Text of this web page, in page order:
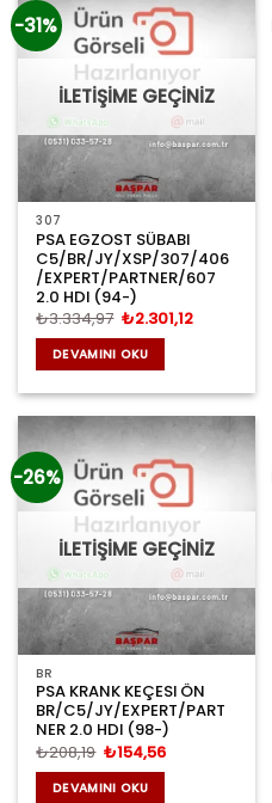
-31%
İLETİŞİME GEÇİNİZ
307
PSA EGZOST SÜBABI
C5/BR/JY/XSP/307/406
/EXPERT/PARTNER/607
2.0 HDI (94-)
₺3.334,97 Orijinal
fiyat:
₺3.334,97.
₺2.301,12Şu
DEVAMINI OKU
-26%
İLETİŞİME GEÇİNİZ
BR
PSA KRANK KEÇESI ÖN
BR/C5/JY/EXPERT/PART
NER 2.0 HDI (98-)
₺208,19 Orijinal
fiyat:
₺208,19.
₺154,56Şu
DEVAMINI OKU